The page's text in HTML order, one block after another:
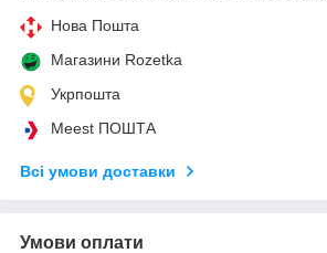
Нова Пошта
Магазини Rozetka
Укрпошта
Meest ПОШТА
Всі умови доставки
Умови оплати